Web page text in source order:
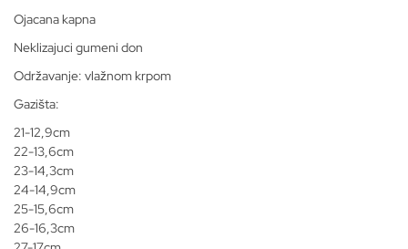
Ojacana kapna
Neklizajuci gumeni don
Održavanje: vlažnom krpom
Gazišta:
21-12,9cm
22-13,6cm
23-14,3cm
24-14,9cm
25-15,6cm
26-16,3cm